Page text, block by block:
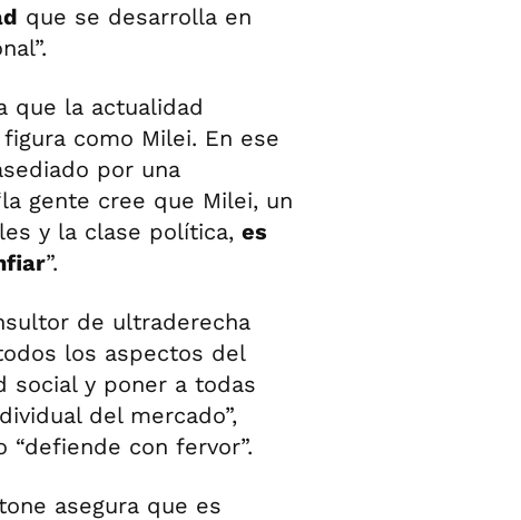
que se desarrolla en
que la actualidad
como Milei. En ese
por una
gente cree que Milei, un
y la clase política, es
”.
de ultraderecha
los aspectos del
social y poner a todas
del mercado”,
con fervor”.
asegura que es